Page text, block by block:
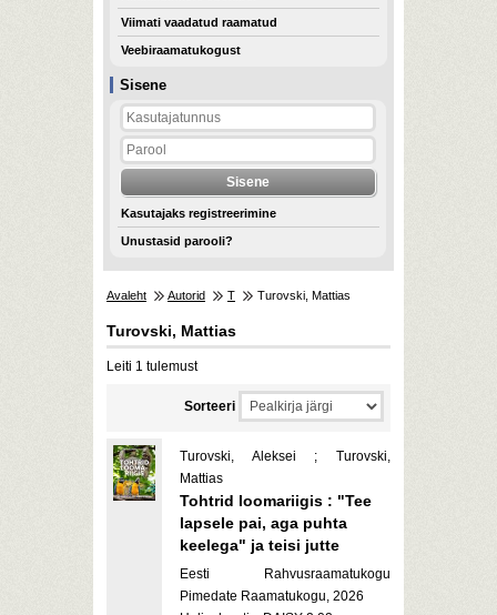
Sisene
Kasutajaks registreerimine
Unustasid parooli?
Viimati vaadatud raamatud
Veebiraamatukogust
Avaleht Autorid T Turovski, Mattias
Turovski, Mattias
Leiti 1 tulemust
Sorteeri
Turovski, Aleksei ; Turovski,
Mattias
Tohtrid loomariigis : "Tee
lapsele pai, aga puhta
keelega" ja teisi jutte
Eesti Rahvusraamatukogu
Pimedate Raamatukogu, 2026